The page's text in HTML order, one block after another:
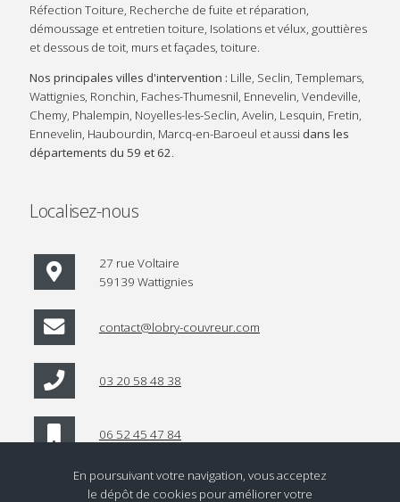
Réfection Toiture, Recherche de fuite et réparation,
démoussage et entretien toiture, Isolations et vélux, gouttières
et dessous de toit, murs et façades, toiture.
Nos principales villes d'intervention : Lille, Seclin, Templemars,
Wattignies, Ronchin, Faches-Thumesnil, Ennevelin, Vendeville,
Chemy, Phalempin, Noyelles-les-Seclin, Avelin, Lesquin, Fretin,
Ennevelin, Haubourdin, Marcq-en-Baroeul et aussidans les
départements du 59 et 62.
Localisez-nous
27 rue Voltaire
59139 Wattignies
contact@lobry-couvreur.com
03 20 58 48 38
06 52 45 47 84
En poursuivant votre navigation, vous acceptez
le dépôt de cookies pour améliorer votre